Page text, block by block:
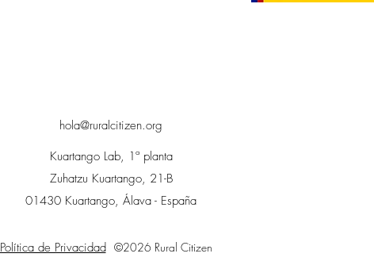
hola@ruralcitizen.org
Kuartango Lab, 1ª planta
Zuhatzu Kuartango, 21-B
01430 Kuartango, Álava - España
Política de Privacidad ©2026 Rural Citizen